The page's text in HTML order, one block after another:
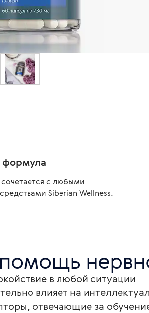
формула
с любыми
Siberian Wellness.
в любой ситуации
влияет на
отвечающие за